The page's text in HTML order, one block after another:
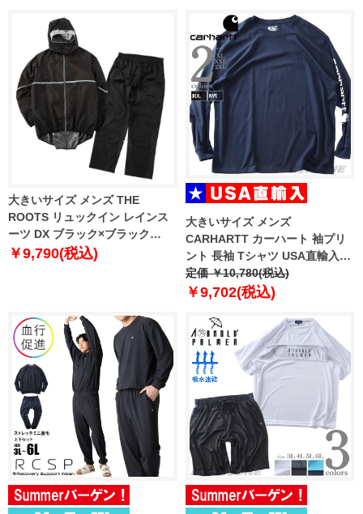
大きいサイズ メンズ THE
ROOTS リュックイン レインス
ーツ DX ブラック×ブラック
1276-6200-2 3L 4L 5L 6L 7L 8L
￥9,790(税込)
大きいサイズ メンズ
CARHARTT カーハート 袖プリ
ント 長袖 Tシャツ USA直輸入
k231
定価 ￥10,780(税込)
￥9,702(税込)